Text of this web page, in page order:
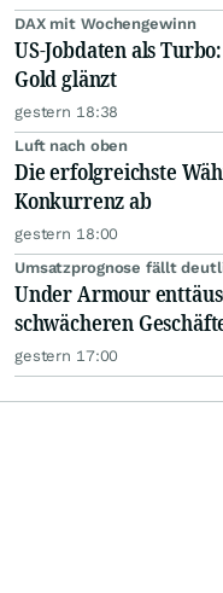
DAX mit Wochengewinn
US-Jobdaten als
Gold glänzt
gestern 18:38
Luft nach oben
Die erfolgreichste
Konkurrenz ab
gestern 18:00
Umsatzprognose fällt
Under Armour
schwächeren
gestern 17:00